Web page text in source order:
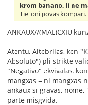
krom banano, li ne
Tiel oni povas kompari.
ANKAUX//(MAL)CXIU
Atentu, Altebrilas, ken
Absoluto") pli strikte
"Negativo" ekvivalas,
mangxas = ni mangxas
ankaux si gravas,
parte misgvida.